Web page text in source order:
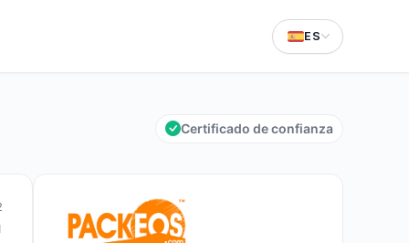
ES
Certificado de confianza